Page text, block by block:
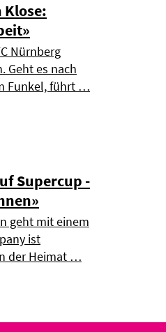
Nürnberg
Geht es nach
Funkel, führt …
Supercup -
geht mit einem
ist
der Heimat …